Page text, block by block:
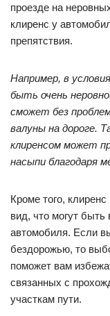
проезде на
клиренс у
препятствия.
Например, в
быть очень
сможет без
валуны на дороге.
клиренсом может
насыпи благодаря
Кроме того,
вид, что могут
автомобиля. Если
бездорожью, то
поможет вам
связанных с
участкам пути.